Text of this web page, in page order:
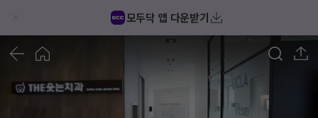
모두닥 앱 다운받기